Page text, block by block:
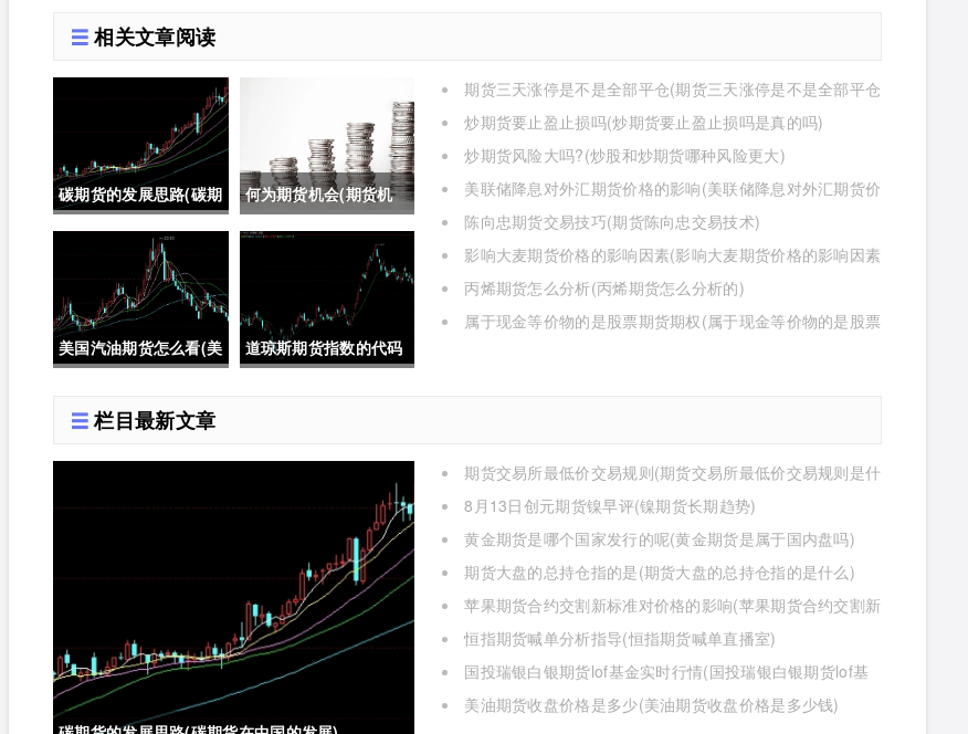
相关文章阅读
碳期货的发展思路(碳期
货在中国的发展)
何为期货机会(期货机
会)
美国汽油期货怎么看(美
道琼斯期货指数的代码
期货三天涨停是不是全部平仓(期货三天涨停是不是全部平仓
炒期货要止盈止损吗(炒期货要止盈止损吗是真的吗)
炒期货风险大吗?(炒股和炒期货哪种风险更大)
美联储降息对外汇期货价格的影响(美联储降息对外汇期货价
格的影响有哪些)
陈向忠期货交易技巧(期货陈向忠交易技术)
影响大麦期货价格的影响因素(影响大麦期货价格的影响因素
有哪些)
丙烯期货怎么分析(丙烯期货怎么分析的)
属于现金等价物的是股票期货期权(属于现金等价物的是股票
栏目最新文章
期货交易所最低价交易规则(期货交易所最低价交易规则是什
8月13日创元期货镍早评(镍期货长期趋势)
黄金期货是哪个国家发行的呢(黄金期货是属于国内盘吗)
期货大盘的总持仓指的是(期货大盘的总持仓指的是什么)
苹果期货合约交割新标准对价格的影响(苹果期货合约交割新
标准对价格的影响有哪些)
恒指期货喊单分析指导(恒指期货喊单直播室)
国投瑞银白银期货lof基金实时行情(国投瑞银白银期货lof基
金实时行情怎么样)
美油期货收盘价格是多少(美油期货收盘价格是多少钱)